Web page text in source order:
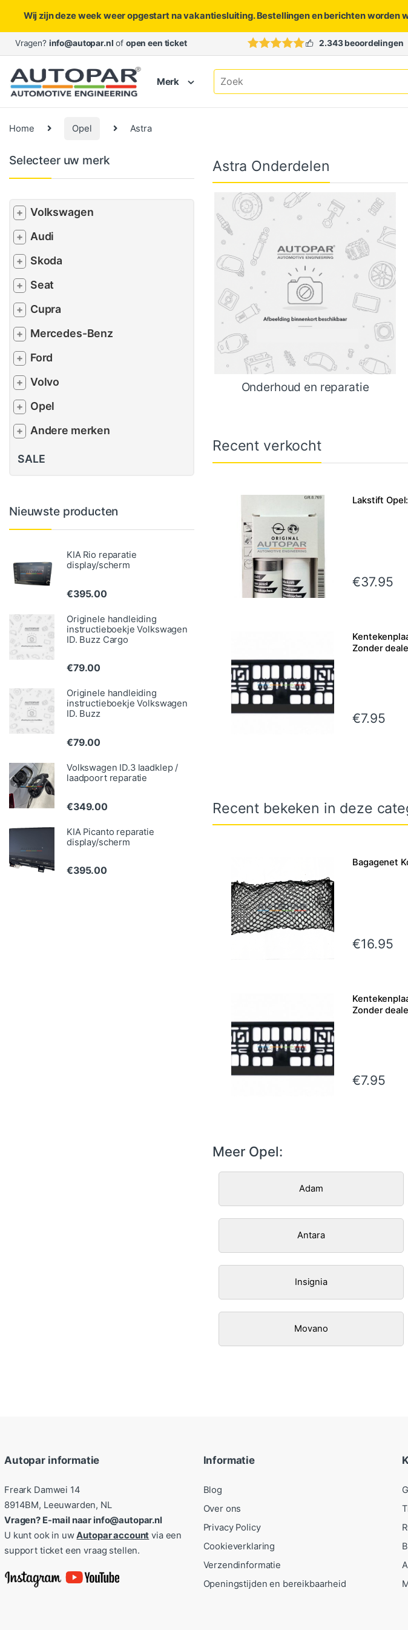
Wij zijn deze week weer opgestart na vakantiesluiting. Bestellingen en berichten
Skip to navigation
Skip to content
Vragen? info@autopar.nl of open een ticket 2.343 beoordelingen
Merk
Search for:
Home Opel Astra
Astra Onderdelen
Onderhoud en reparatie
Recent verkocht
Lakstift
€37.95
Zonder
€7.95
Recent bekeken in deze
Bagagenet
€16.95
Zonder
€7.95
Meer Opel:
Adam
Antara
Insignia
Movano
Selecteer uw merk
+ Volkswagen
+ Audi
+ Skoda
+ Seat
+ Cupra
+ Mercedes-Benz
+ Ford
+ Volvo
+ Opel
+ Andere merken
SALE
Nieuwste producten
KIA Rio reparatie
display/scherm
€395.00
Originele handleiding
instructieboekje Volkswagen
ID. Buzz Cargo
€79.00
Originele handleiding
instructieboekje Volkswagen
ID. Buzz
€79.00
Volkswagen ID.3 laadklep /
laadpoort reparatie
€349.00
KIA Picanto reparatie
display/scherm
€395.00
Autopar informatie
Freark Damwei 14
8914BM, Leeuwarden, NL
Vragen? E-mail naar info@autopar.nl
U kunt ook in uwAutopar account via een
support ticket een vraag stellen.
Informatie
Blog
Over ons
Privacy Policy
Cookieverklaring
Verzendinformatie
Openingstijden en bereikbaarheid